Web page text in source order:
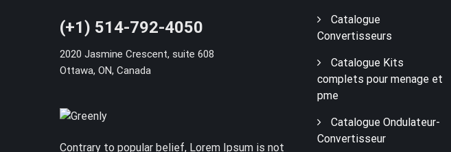
(+1) 514-792-4050
2020 Jasmine Crescent, suite 608
Ottawa, ON, Canada
Contrary to popular belief, Lorem Ipsum is not
Catalogue
Convertisseurs
Catalogue Kits
complets pour menage et
pme
Catalogue Ondulateur-
Convertisseur